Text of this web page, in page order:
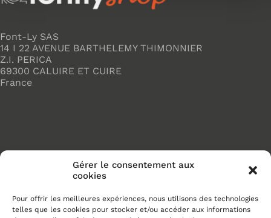
Gérer le consentement aux
cookies
Pour offrir les meilleures expériences, nous utilisons des technologies
telles que les cookies pour stocker et/ou accéder aux informations
Font-Ly SAS
14 I 22 AVENUE BARTHELEMY THIMONNIER
Z.I. PERICA
69300 CALUIRE ET CUIRE
France
Articles de maison
Nappes